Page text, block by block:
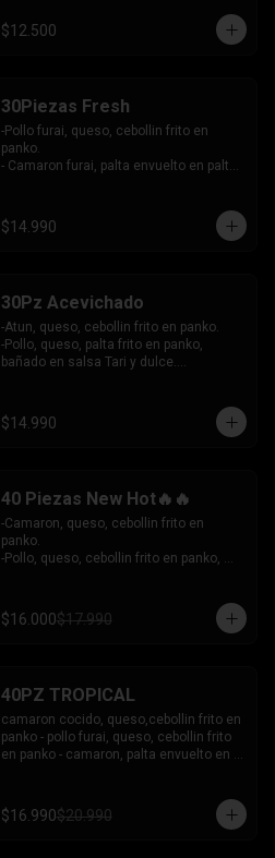
palta.
INCLUYE: 3 SALSAS - 2 PALITOS
$12.500
30Piezas Fresh
-Pollo furai, queso, cebollin frito en
panko.
- Camaron furai, palta envuelto en palta
queso y mango, bañado en salsa de
maracuya.
$14.990
30Pz Acevichado
-Atun, queso, cebollin frito en panko.
-Pollo, queso, palta frito en panko,
bañado en salsa Tari y dulce.
INCLUYE: 3 SALSAS - 2 PALITOS
$14.990
40 Piezas New Hot🔥🔥
-Camaron, queso, cebollin frito en
panko.
-Pollo, queso, cebollin frito en panko,
bañado en salsa tari y dulce.
-Atun, queso, cebollin frito en panko.
$16.000$17.990
40PZ TROPICAL
camaron cocido, queso,cebollin frito en
panko - pollo furai, queso, cebollin frito
en panko - camaron, palta envuelto en
bañado en salsa de maracuya
INCLUYE: 3 SALSAS - 2 PALITOS
$16.990$20.990